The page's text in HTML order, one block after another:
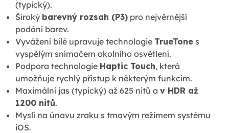
(typický).
Široký barevný rozsah (P3) pro nejvěrnější
podání barev.
Vyvážení bílé upravuje technologie TrueTone s
vyspělým snímačem okolního osvětlení.
Podpora technologie Haptic Touch, která
umožňuje rychlý přístup k některým funkcím.
Maximální jas (typický) až 625 nitů a v HDR až
1200 nitů.
Myslí na únavu zraku s tmavým režimem systému
iOS.